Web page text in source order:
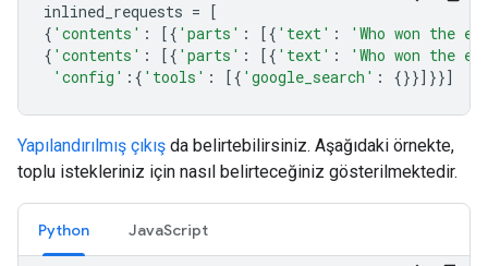
inlined_requests = [
{ 'contents' : [{ 'parts' : [{ 'text' :
'Who won the
{ 'contents' : [{ 'parts' : [{ 'text' :
'Who won the
'config' :{ 'tools' : [{ 'google_search' : {}}]}}]
Yapılandırılmış çıkış da belirtebilirsiniz. Aşağıdaki örnekte,
toplu istekleriniz için nasıl belirteceğiniz gösterilmektedir.
Python JavaScript